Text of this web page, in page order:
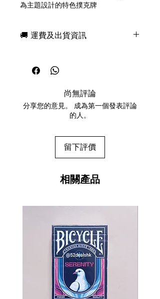
為主題設計的特色撲克牌
🚚 運費及出貨資訊
免費送牌盒保護套，專業包裝
所有運送方式設追蹤紀錄，隨時查
任何兩副起免運費
尚無評論
分享您的意見。 成為第一個發表評論
的人。
留下評價
相關產品